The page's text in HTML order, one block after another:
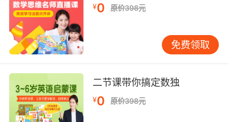
内容简介
什么恐龙笨到连打架都不会？什么恐龙笨得每天
¥0 原价398元
免费领取
二节课带你搞定数独
¥0 原价398元